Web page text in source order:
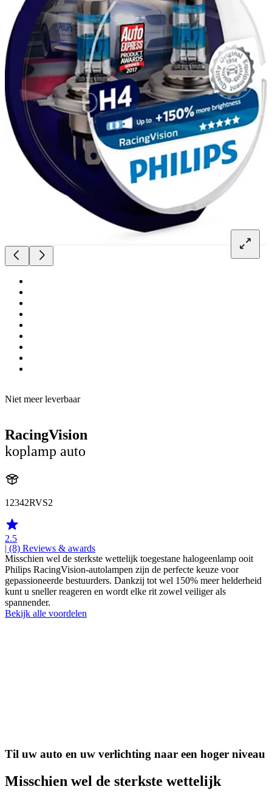
Niet meer leverbaar
RacingVision
koplamp auto
12342RVS2
2.5
| (8) Reviews & awards
Misschien wel de sterkste wettelijk toegestane halogeenlamp ooit
Philips RacingVision-autolampen zijn de perfecte keuze voor
gepassioneerde bestuurders. Dankzij tot wel 150% meer helderheid
kunt u sneller reageren en wordt elke rit zowel veiliger als
spannender.
Bekijk alle voordelen
Til uw auto en uw verlichting naar een hoger niveau
Misschien wel de sterkste wettelijk